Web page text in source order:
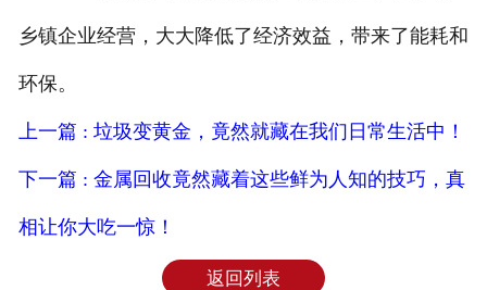
乡镇企业经营，大大降低了经济效益，带来了能耗和
环保。
上一篇 : 垃圾变黄金，竟然就藏在我们日常生活中！
下一篇 : 金属回收竟然藏着这些鲜为人知的技巧，真
相让你大吃一惊！
返回列表